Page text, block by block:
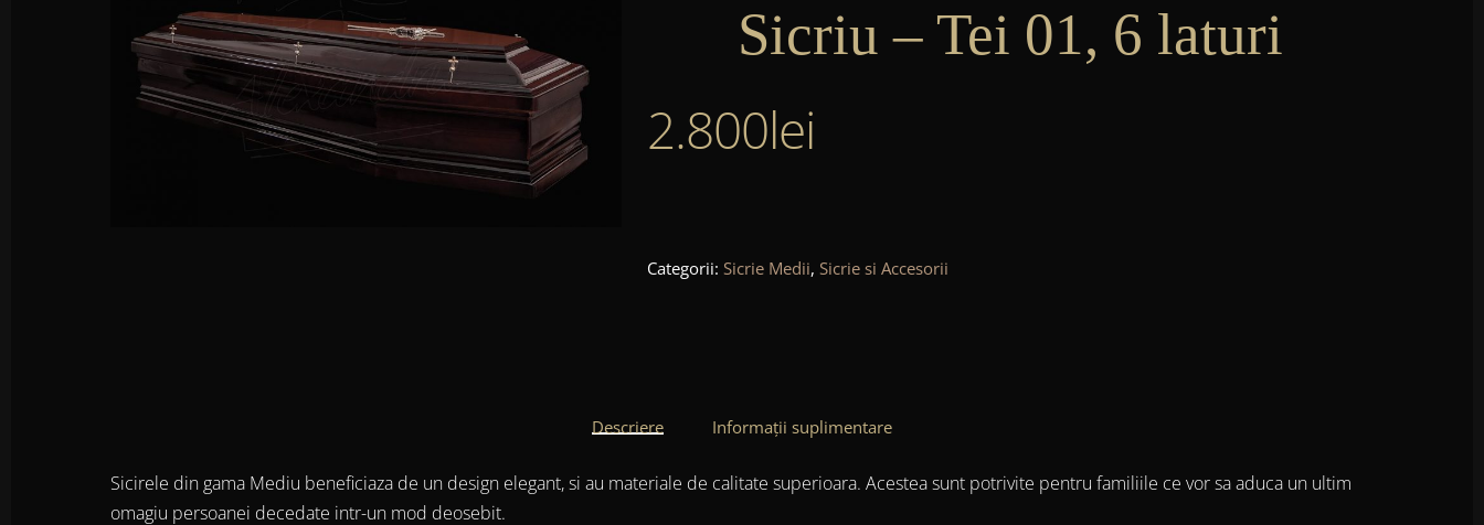
Sicriu – Tei 01, 6 laturi
2.800lei
Categorii:Sicrie Medii,Sicrie si Accesorii
Descriere Informații suplimentare
Sicirele din gama Mediu beneficiaza de un design elegant, si au materiale de calitate superioara. Acestea sunt potrivite pentru familiile ce vor sa aduca un ultim
omagiu persoanei decedate intr-un mod deosebit.